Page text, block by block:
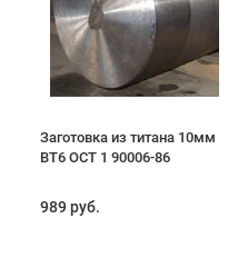
Заготовка из титана 10мм
ВТ6 ОСТ 1 90006-86
989 руб.